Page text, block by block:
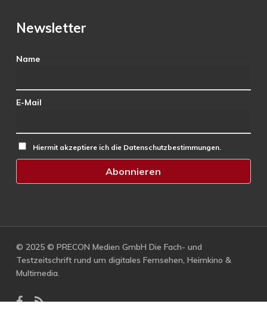
Newsletter
Name
E-Mail
Hiermit akzeptiere ich die Datenschutzbestimmungen.
© 2025 © PRECON Medien GmbH Die Fach- und
Testzeitschrift rund um digitales Fernsehen, Heimkino &
Multimedia.
facebook
RSS